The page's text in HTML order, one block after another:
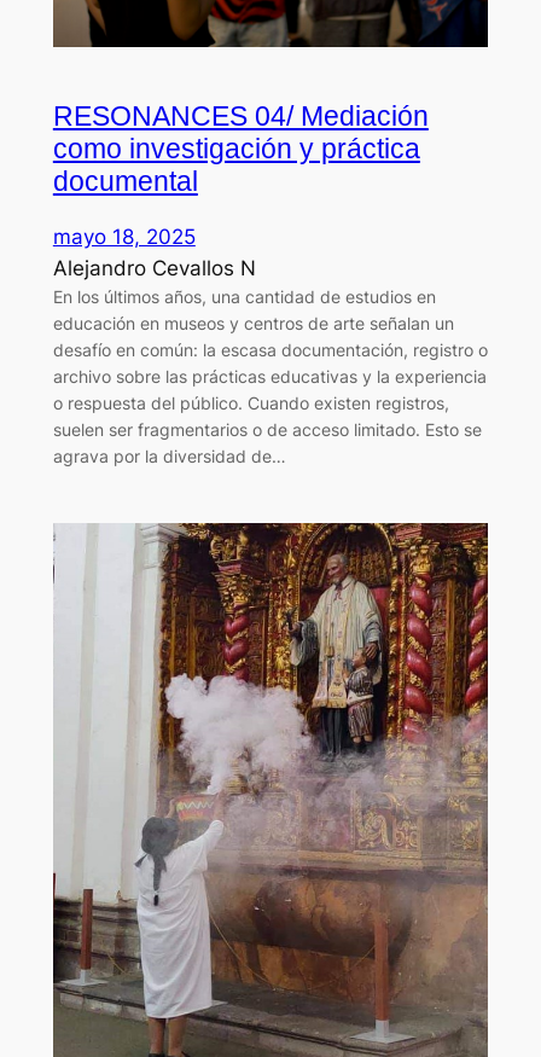
RESONANCES 04/ Mediación
como investigación y práctica
documental
mayo 18, 2025
Alejandro Cevallos N
En los últimos años, una cantidad de estudios en
educación en museos y centros de arte señalan un
desafío en común: la escasa documentación, registro o
archivo sobre las prácticas educativas y la experiencia
o respuesta del público. Cuando existen registros,
suelen ser fragmentarios o de acceso limitado. Esto se
agrava por la diversidad de…